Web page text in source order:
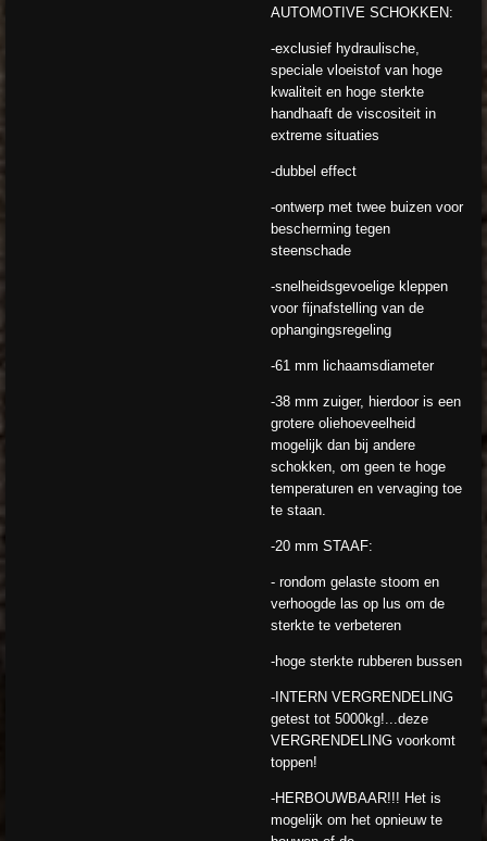
AUTOMOTIVE SCHOKKEN:
-exclusief hydraulische,
speciale vloeistof van hoge
kwaliteit en hoge sterkte
handhaaft de viscositeit in
extreme situaties
-dubbel effect
-ontwerp met twee buizen voor
bescherming tegen
steenschade
-snelheidsgevoelige kleppen
voor fijnafstelling van de
ophangingsregeling
-61 mm lichaamsdiameter
-38 mm zuiger, hierdoor is een
grotere oliehoeveelheid
mogelijk dan bij andere
schokken, om geen te hoge
temperaturen en vervaging toe
te staan.
-20 mm STAAF:
- rondom gelaste stoom en
verhoogde las op lus om de
sterkte te verbeteren
-hoge sterkte rubberen bussen
-INTERN VERGRENDELING
getest tot 5000kg!...deze
VERGRENDELING voorkomt
toppen!
-HERBOUWBAAR!!! Het is
mogelijk om het opnieuw te